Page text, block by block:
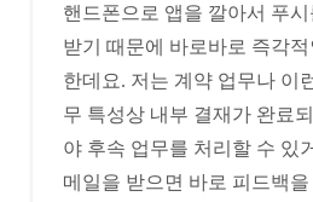
핸드폰으로 앱을 깔아서 푸
받기 때문에 바로바로 즉각
한데요. 저는 계약 업무나 이
무 특성상 내부 결재가 완료
야 후속 업무를 처리할 수 있
메일을 받으면 바로 피드백